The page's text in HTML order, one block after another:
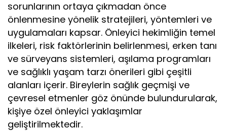
sorunlarının ortaya çıkmadan önce
önlenmesine yönelik stratejileri, yöntemleri ve
uygulamaları kapsar. Önleyici hekimliğin temel
ilkeleri, risk faktörlerinin belirlenmesi, erken tanı
ve sürveyans sistemleri, aşılama programları
ve sağlıklı yaşam tarzı önerileri gibi çeşitli
alanları içerir. Bireylerin sağlık geçmişi ve
çevresel etmenler göz önünde bulundurularak,
kişiye özel önleyici yaklaşımlar
geliştirilmektedir.